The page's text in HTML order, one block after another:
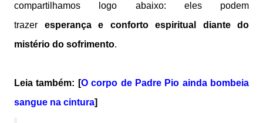
compartilhamos logo abaixo: eles podem
trazer esperança e conforto espiritual diante do
mistério do sofrimento.
Leia também: [O corpo de Padre Pio ainda bombeia
sangue na cintura]